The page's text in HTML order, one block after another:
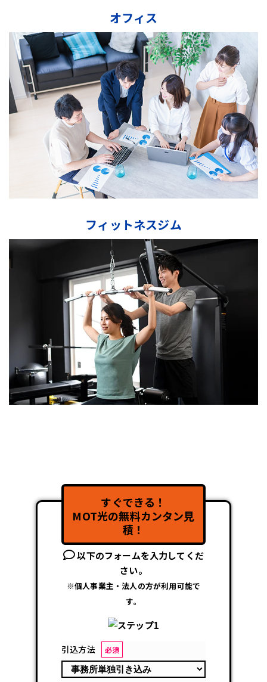
オフィス
フィットネスジム
すぐできる！
MOT光の無料カンタン見
積！
以下のフォームを入力してくだ
さい。
※個人事業主・法人の方が利用可能で
す。
引込方法 必須